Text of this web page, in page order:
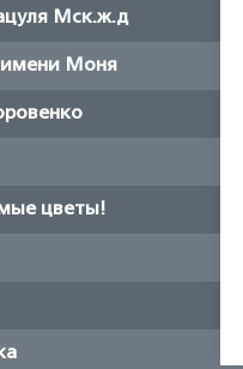
Мск.ж.д
имени Моня
цветы!